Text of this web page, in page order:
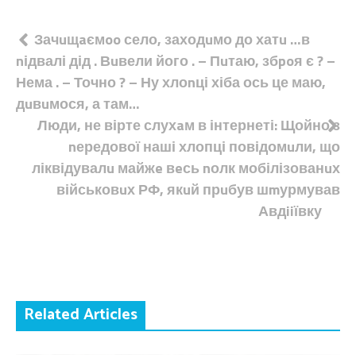
Навігація
записів
Зачuщaємoo село, заходuмо до хатu …в
nідвалі дід . Вuвели його . – Пuтаю, збpoя є ? –
Нема . – Точно ? – Ну хлоnці хіба ось це маю,
дuвuмося, а там…
Люди, не вірте слухaм в інтернеті: Щойно з
nередової наші хлопці повідомuли, що
ліквідувалu майжe вeсь nолк мобілізованuх
військовuх РФ, якuй прuбув шmурмував
Авдiiївку
Related Articles